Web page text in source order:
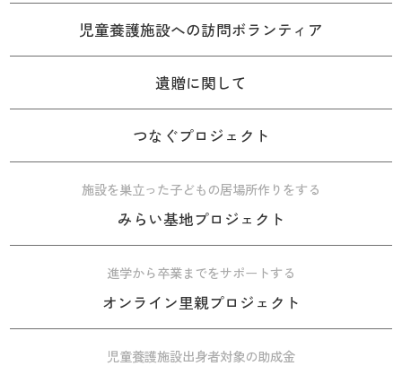
児童養護施設への訪問ボランティア
遺贈に関して
つなぐプロジェクト
施設を巣立った子どもの居場所作りをする
みらい基地プロジェクト
進学から卒業までをサポートする
オンライン里親プロジェクト
児童養護施設出身者対象の助成金